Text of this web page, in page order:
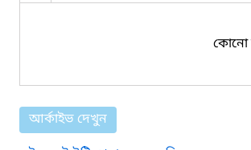
কোনো
আর্কাইভ দেখুন